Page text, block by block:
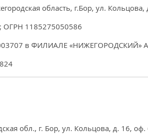
область, г.Бор, ул. Кольцова,
1185275050586
в ФИЛИАЛЕ «НИЖЕГОРОДСКИЙ»
обл., г. Бор, ул. Кольцова, д. 16, оф.